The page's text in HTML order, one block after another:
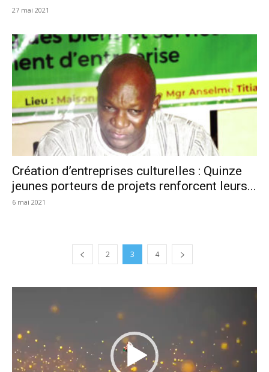
27 mai 2021
Création d’entreprises culturelles : Quinze
jeunes porteurs de projets renforcent leurs...
6 mai 2021
2 3 4